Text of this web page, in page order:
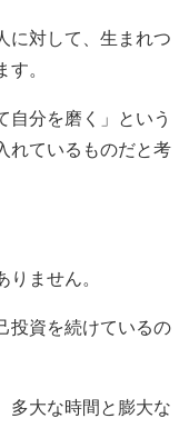
に対して、生まれつ
。
自分を磨く」という
れているものだと考
ません。
投資を続けているの
多大な時間と膨大な